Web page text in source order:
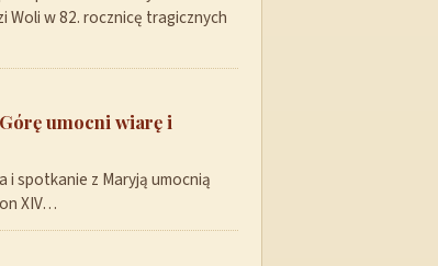
Woli w 82. rocznicę tragicznych
umocni wiarę i
spotkanie z Maryją umocnią
XIV…